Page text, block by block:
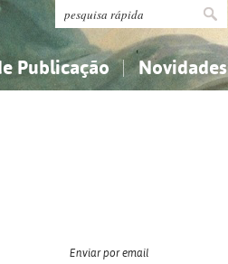
Publicação Novidades
Enviar por email